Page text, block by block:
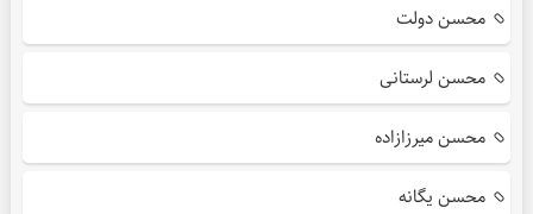
محسن دولت
محسن لرستانی
محسن میرزازاده
محسن یگانه